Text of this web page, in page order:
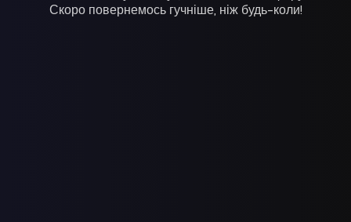
Скоро повернемось гучніше, ніж будь-коли!